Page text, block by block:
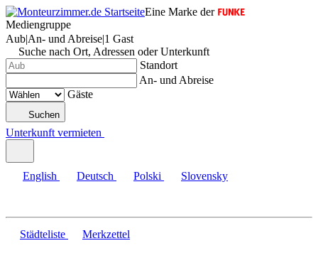
Eine Marke der
Mediengruppe
Aub|An- und Abreise|1 Gast
Suche nach Ort, Adressen oder Unterkunft
Standort
An- und Abreise
Gäste
Suchen
Unterkunft vermieten
English Deutsch Polski Slovensky
Städteliste Merkzettel